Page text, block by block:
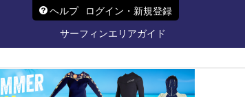
ヘルプ ログイン・新規登録
サーフィンエリアガイド